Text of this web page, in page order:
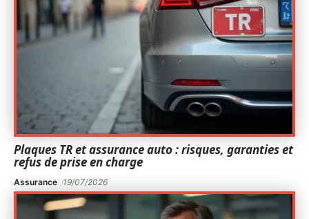
Plaques TR et assurance auto : risques, garanties et
refus de prise en charge
Assurance 19/07/2026